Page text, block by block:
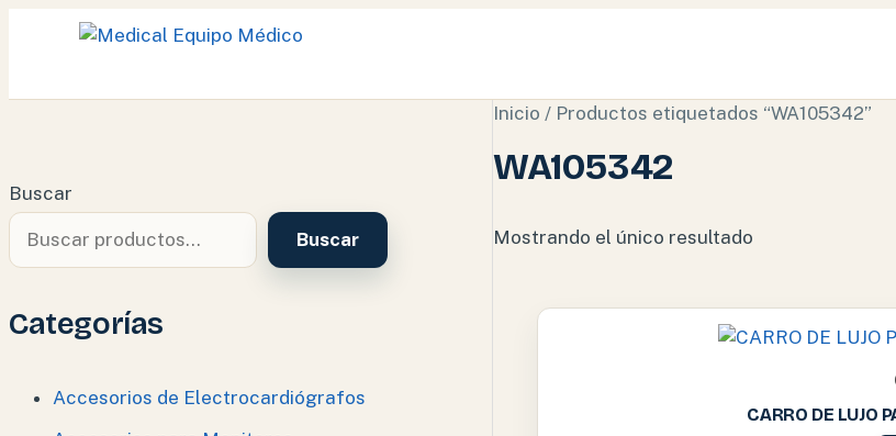
Buscar
Buscar
Categorías
Accesorios de Electrocardiógrafos
Inicio / Productos etiquetados “WA105342”
WA105342
Mostrando el único resultado
CARRO DE LUJO